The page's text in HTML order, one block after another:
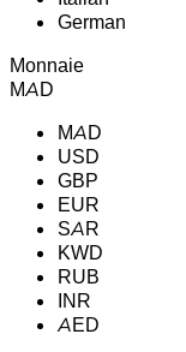
German
Monnaie
MAD
MAD
USD
GBP
EUR
SAR
KWD
RUB
INR
AED